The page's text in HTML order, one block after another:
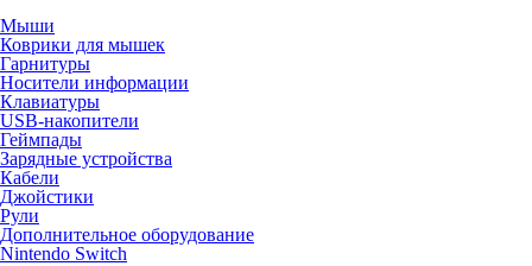
Мыши
Коврики для мышек
Гарнитуры
Носители информации
Клавиатуры
USB-накопители
Геймпады
Зарядные устройства
Кабели
Джойстики
Рули
Дополнительное оборудование
Nintendo Switch